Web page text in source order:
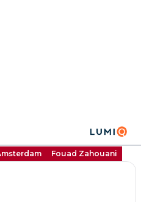
Fouad Zahouani